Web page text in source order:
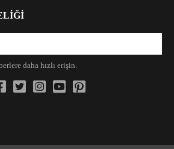
daha hızlı erişin.